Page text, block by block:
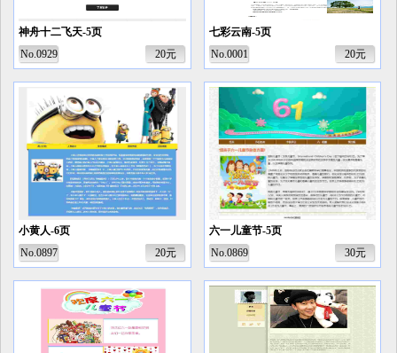
神舟十二飞天-5页
No.0929
20元
七彩云南-5页
No.0001
20元
小黄人-6页
No.0897
20元
六一儿童节-5页
No.0869
30元